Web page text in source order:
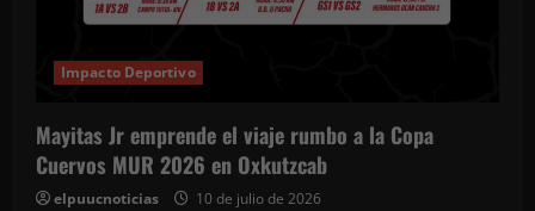
Impacto Deportivo
Mayitas Jr emprende el viaje rumbo a la Copa
Cuervos MUR 2026 en Oxkutzcab
elpuucnoticias 10 de julio de 2026